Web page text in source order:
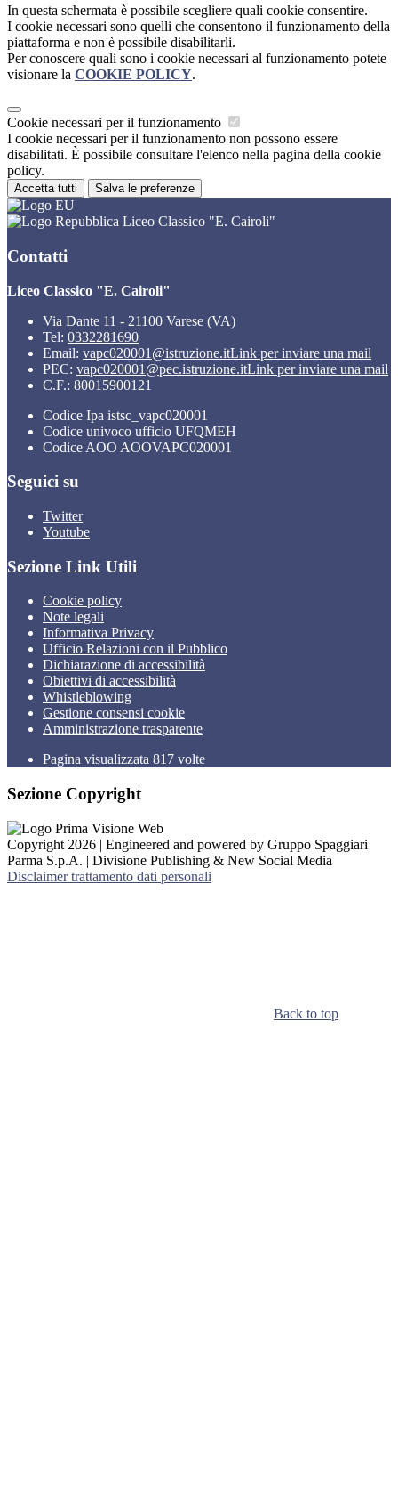
In questa schermata è possibile scegliere quali cookie consentire.
I cookie necessari sono quelli che consentono il funzionamento della
piattaforma e non è possibile disabilitarli.
Per conoscere quali sono i cookie necessari al funzionamento potete
visionare la COOKIE POLICY.
Cookie necessari per il funzionamento
I cookie necessari per il funzionamento non possono essere
disabilitati. È possibile consultare l'elenco nella pagina della cookie
policy.
Accetta tutti Salva le preferenze
Liceo Classico "E. Cairoli"
Contatti
Liceo Classico "E. Cairoli"
Via Dante 11 - 21100 Varese (VA)
Tel: 0332281690
Email: vapc020001@istruzione.itLink per inviare una mail
PEC: vapc020001@pec.istruzione.itLink per inviare una mail
C.F.: 80015900121
Codice Ipa istsc_vapc020001
Codice univoco ufficio UFQMEH
Codice AOO AOOVAPC020001
Seguici su
Twitter
Youtube
Sezione Link Utili
Cookie policy
Note legali
Informativa Privacy
Ufficio Relazioni con il Pubblico
Dichiarazione di accessibilità
Obiettivi di accessibilità
Whistleblowing
Gestione consensi cookie
Amministrazione trasparente
Pagina visualizzata 817 volte
Sezione Copyright
Copyright 2026 | Engineered and powered by Gruppo Spaggiari
Parma S.p.A. | Divisione Publishing & New Social Media
Disclaimer trattamento dati personali
Back to top